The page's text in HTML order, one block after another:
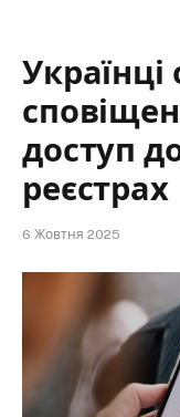
доступ
реєстрах
6 Жовтня 2025